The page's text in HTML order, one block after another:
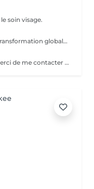
soin visage.
Le rituel signature complet pour une transformation globale du regard. Comprend : - lash lift avec teinture des cils - restructuration des sourcils - brow lift - teinture sourcils personnalisée - masque contour des yeux Une transformation complète du regard, naturelle, structurée et lumineuse. (les teintures sont facultatives)
ATTENTION : Pour cette prestation, merci de me contacter directement afin que nous puissions convenir ensemble du créneau le plus adapté à nos disponibilités respectives. Une ligne de sourcils parfaitement équilibrée, un regard sublimé avec précision.